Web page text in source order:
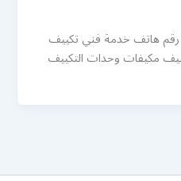
رقم هاتف خدمة فني تكييف
مكيفات وحدات التكييف